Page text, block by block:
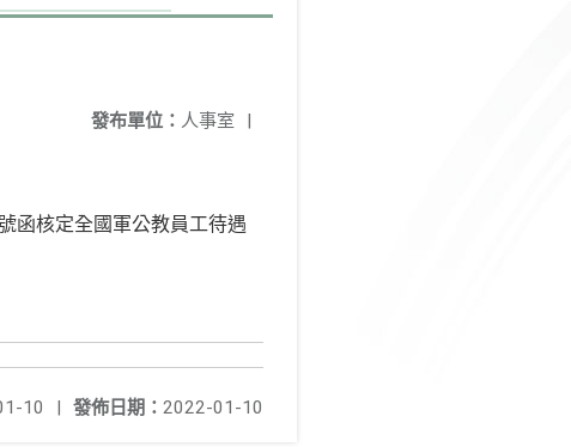
發布單位： 人事室 |
函核定全國軍公教員工待遇
發佈日期： 2022-01-10
10 |